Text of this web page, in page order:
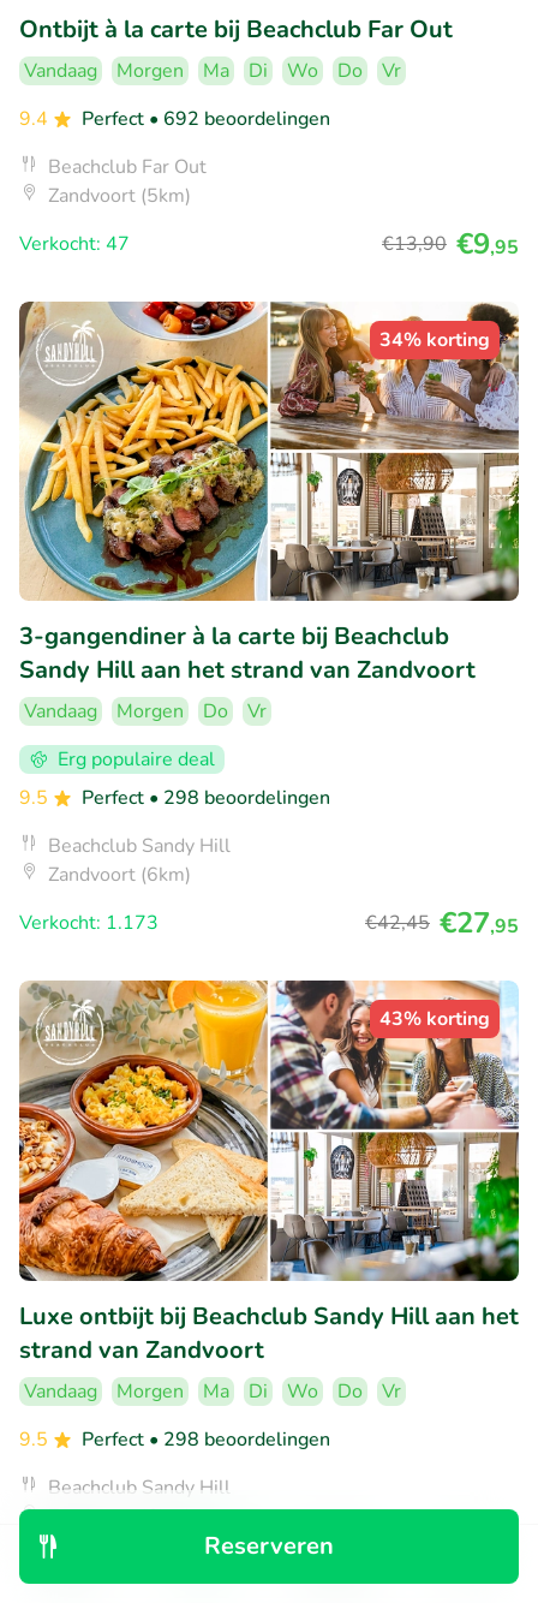
Reserveren
Ontbijt à la carte bij Beachclub Far Out
Vandaag Morgen Ma Di Wo Do
Vr
9.4
Perfect • 692 beoordelingen
Beachclub Far Out
Zandvoort (5km)
Verkocht: 47
€13,90 €9,95
34% korting
3-gangendiner à la carte bij Beachclub
Sandy Hill aan het strand van Zandvoort
Vandaag Morgen Do
Vr
Erg populaire deal
9.5
Perfect • 298 beoordelingen
Beachclub Sandy Hill
Zandvoort (6km)
Verkocht: 1.173
€42,45 €27,95
43% korting
Luxe ontbijt bij Beachclub Sandy Hill aan het
strand van Zandvoort
Vandaag Morgen Ma Di Wo Do
Vr
9.5
Perfect • 298 beoordelingen
Beachclub Sandy Hill
Zandvoort (6km)
Verkocht: 119